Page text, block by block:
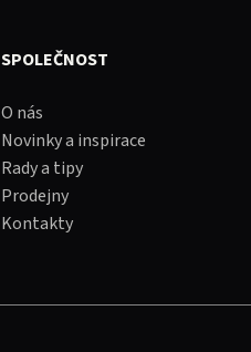
SPOLEČNOST
O nás
Novinky a inspirace
Rady a tipy
Prodejny
Kontakty